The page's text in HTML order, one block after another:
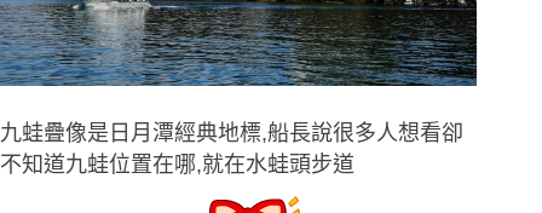
九蛙疊像是日月潭經典地標,船長說很多人想看卻
不知道九蛙位置在哪,就在水蛙頭步道